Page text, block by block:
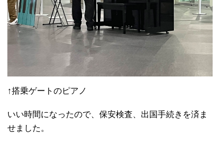
↑搭乗ゲートのピアノ
いい時間になったので、保安検査、出国手続きを済ま
せました。